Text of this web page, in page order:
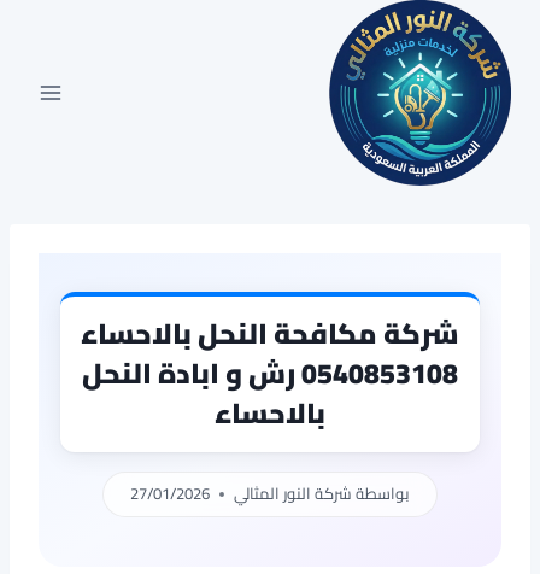
المحتوى
شركة مكافحة النحل بالاحساء
0540853108 رش و ابادة النحل
بالاحساء
بواسطةشركة النور المثالي 27/01/2026